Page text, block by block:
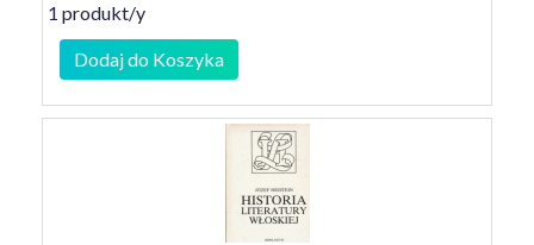
1 produkt/y
Dodaj do Koszyka